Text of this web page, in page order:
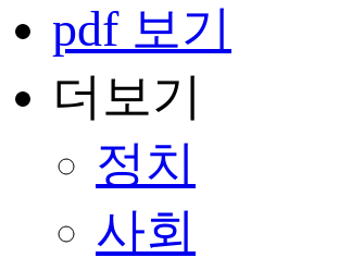
pdf 보기
더보기
정치
사회